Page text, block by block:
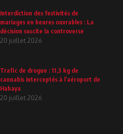
Interdiction des festivités de
mariages en heures ouvrables : La
décision suscite la controverse
20 juillet 2026
Trafic de drogue : 11,3 kg de
cannabis interceptés à l’aéroport de
Hahaya
20 juillet 2026